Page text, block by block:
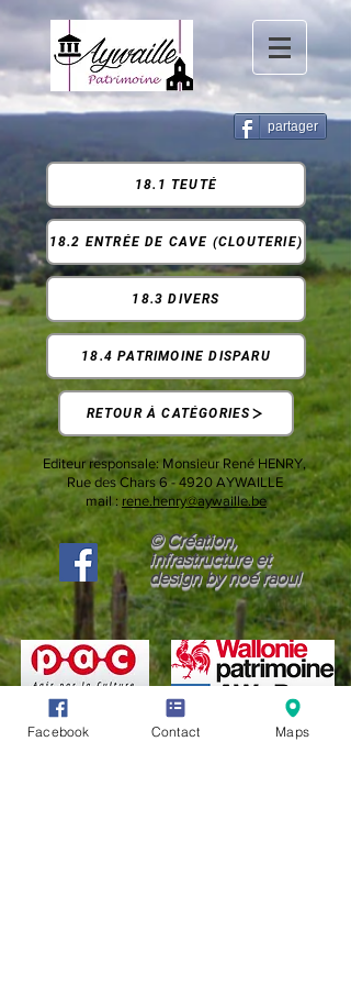
partager
18.1 TEUTÉ
18.2 ENTRÉE DE CAVE (CLOUTERIE)
18.3 DIVERS
18.4 PATRIMOINE DISPARU
RETOUR À CATÉGORIES
Editeur responsale: Monsieur René HENRY,
Rue des Chars 6 -4920 AYWAILLE
mail : rene.henry@aywaille.be
© Création,
infrastructure et
design by noé raoul
Facebook Contact Maps